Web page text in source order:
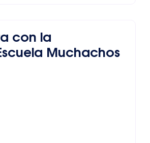
con la
Muchachos